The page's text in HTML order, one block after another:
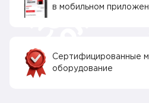
в мобильном
Сертифицированные
оборудование